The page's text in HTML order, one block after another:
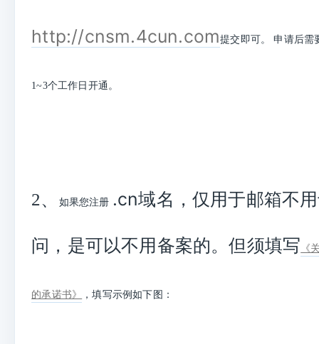
http://cnsm.4cun.com提交即可。 申请后需
1~3个工作日开通。
2、 如果您注册 .cn域名，仅用于邮箱不
问，是可以不用备案的。但须填写 《
的承诺书》 ，填写示例如下图：